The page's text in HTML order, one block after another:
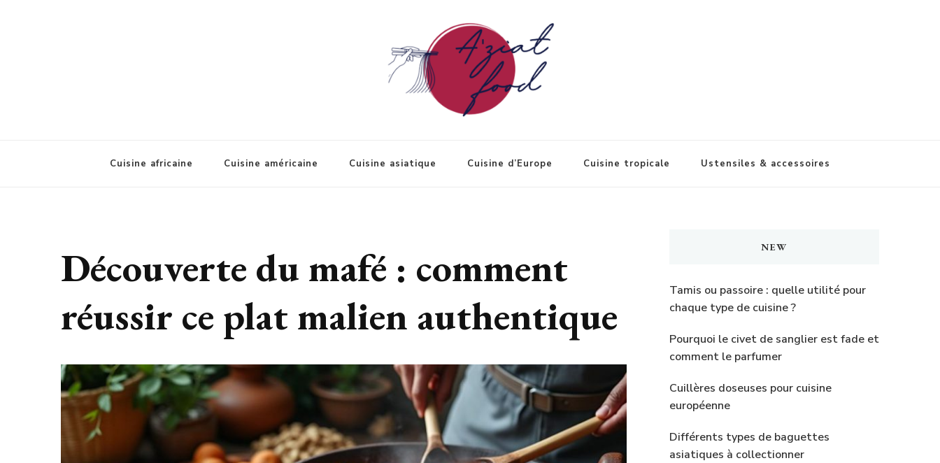
Cuisine africaine Cuisine américaine Cuisine asiatique Cuisine d’Europe Cuisine tropicale Ustensiles & accessoires
Découverte du mafé : comment
réussir ce plat malien authentique
NEW
Tamis ou passoire : quelle utilité pour
chaque type de cuisine ?
Pourquoi le civet de sanglier est fade et
comment le parfumer
Cuillères doseuses pour cuisine
européenne
Différents types de baguettes
asiatiques à collectionner